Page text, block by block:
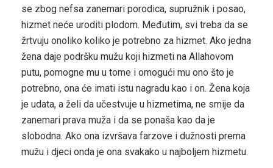
se zbog nefsa zanemari porodica, supružnik i posao,
hizmet neće uroditi plodom. Međutim, svi treba da se
žrtvuju onoliko koliko je potrebno za hizmet. Ako jedna
žena daje podršku mužu koji hizmeti na Allahovom
putu, pomogne mu u tome i omogući mu ono što je
potrebno, ona će imati istu nagradu kao i on. Žena koja
je udata, a želi da učestvuje u hizmetima, ne smije da
zanemari prava muža i da se ponaša kao da je
slobodna. Ako ona izvršava farzove i dužnosti prema
mužu i djeci onda je ona svakako u najboljem hizmetu.